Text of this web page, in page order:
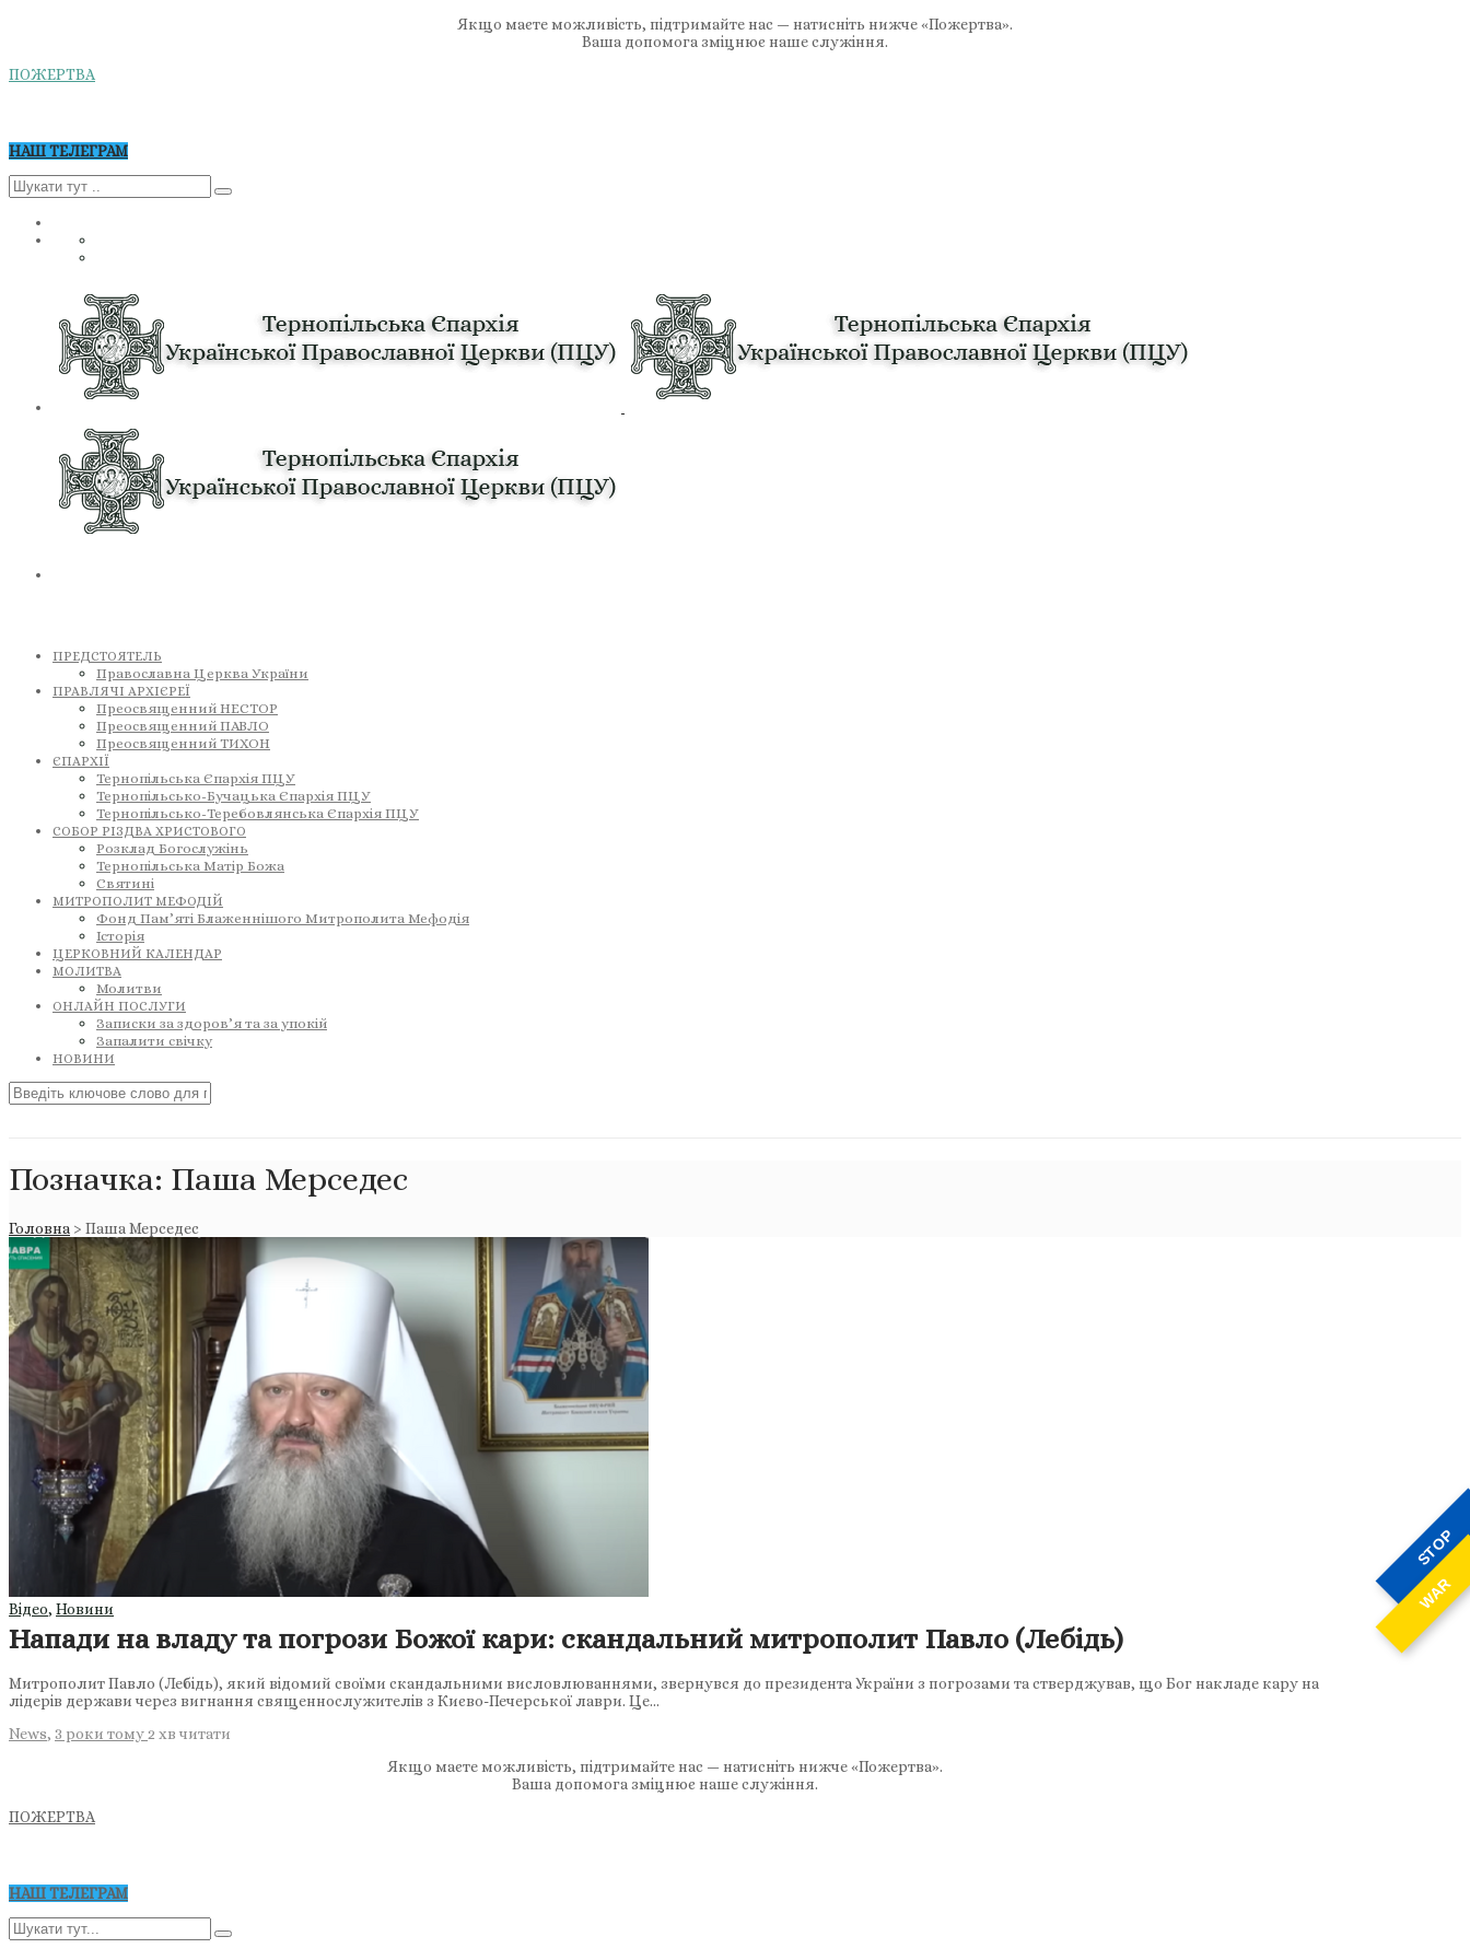
STOP
WAR
Якщо маєте можливість, підтримайте нас — натисніть нижче «Пожертва».
Ваша допомога зміцнює наше служіння.
ПОЖЕРТВА
НАШ ТЕЛЕГРАМ
ПРЕДСТОЯТЕЛЬ
Православна Церква України
ПРАВЛЯЧІ АРХІЄРЕЇ
Преосвященний НЕСТОР
Преосвященний ПАВЛО
Преосвященний ТИХОН
ЄПАРХІЇ
Тернопільська Єпархія ПЦУ
Тернопільсько-Бучацька Єпархія ПЦУ
Тернопільсько-Теребовлянська Єпархія ПЦУ
СОБОР РІЗДВА ХРИСТОВОГО
Розклад Богослужінь
Тернопільська Матір Божа
Святині
МИТРОПОЛИТ МЕФОДІЙ
Фонд Пам’яті Блаженнішого Митрополита Мефодія
Історія
ЦЕРКОВНИЙ КАЛЕНДАР
МОЛИТВА
Молитви
ОНЛАЙН ПОСЛУГИ
Записки за здоров’я та за упокій
Запалити свічку
НОВИНИ
Позначка: Паша Мерседес
Головна > Паша Мерседес
Відео, Новини
Напади на владу та погрози Божої кари: скандальний митрополит Павло (Лебідь)
Митрополит Павло (Лебідь), який відомий своїми скандальними висловлюваннями, звернувся до президента України з погрозами та стверджував, що Бог накладе кару на
лідерів держави через вигнання священнослужителів з Києво-Печерської лаври. Це…
News, 3 роки тому 2 хв читати
Якщо маєте можливість, підтримайте нас — натисніть нижче «Пожертва».
Ваша допомога зміцнює наше служіння.
ПОЖЕРТВА
НАШ ТЕЛЕГРАМ